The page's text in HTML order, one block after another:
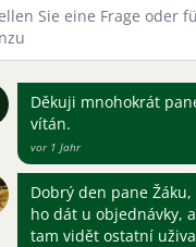
Děkuji mnohokrát
vítán.
vor 1 Jahr
Dobrý den pane
ho dát u objednávky,
tam vidět ostatní